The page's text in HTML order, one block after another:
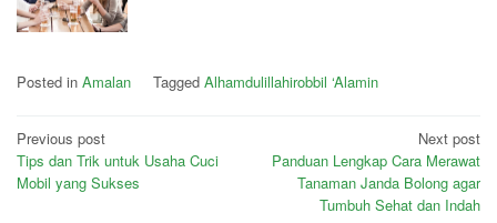
Posted in Amalan Tagged Alhamdulillahirobbil ‘Alamin
Post
navigation
Previous post
Tips dan Trik untuk Usaha Cuci
Mobil yang Sukses
Next post
Panduan Lengkap Cara Merawat
Tanaman Janda Bolong agar
Tumbuh Sehat dan Indah